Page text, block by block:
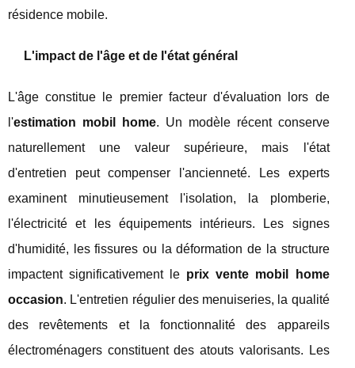
résidence mobile.
L'impact de l'âge et de l'état général
L'âge constitue le premier facteur d'évaluation lors de
l'estimation mobil home. Un modèle récent conserve
naturellement une valeur supérieure, mais l'état
d'entretien peut compenser l'ancienneté. Les experts
examinent minutieusement l'isolation, la plomberie,
l'électricité et les équipements intérieurs. Les signes
d'humidité, les fissures ou la déformation de la structure
impactent significativement le prix vente mobil home
occasion. L'entretien régulier des menuiseries, la qualité
des revêtements et la fonctionnalité des appareils
électroménagers constituent des atouts valorisants. Les